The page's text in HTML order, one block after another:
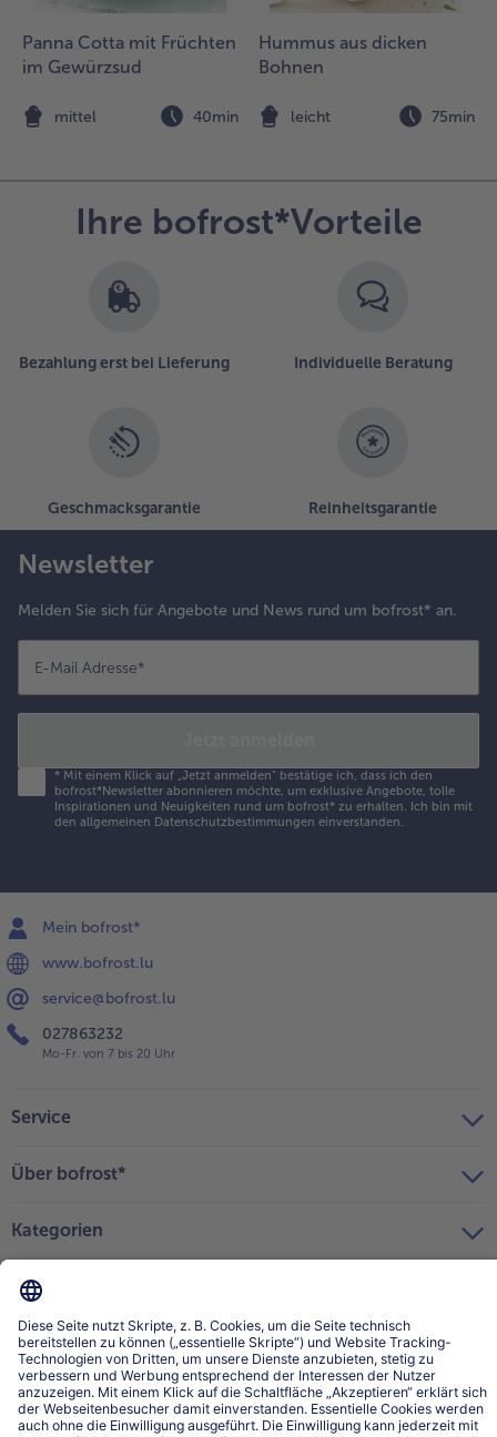
und
servieren.
Panna Cotta mit Früchten
im Gewürzsud
mittel 40min
Hummus aus dicken
Bohnen
leicht 75min
Ihre bofrost*Vorteile
Bezahlung erst bei Lieferung Individuelle Beratung
Geschmacksgarantie Reinheitsgarantie
Newsletter
Melden Sie sich für Angebote und News rund um bofrost* an.
E-Mail Adresse*
* Mit einem Klick auf „Jetzt anmelden" bestätige ich, dass ich den
bofrost*Newsletter abonnieren möchte, um exklusive Angebote, tolle
Inspirationen und Neuigkeiten rund um bofrost* zu erhalten. Ich bin mit
den allgemeinen Datenschutzbestimmungen einverstanden.
Mein bofrost*
www.bofrost.lu
service@bofrost.lu
027863232
Mo-Fr. von 7 bis 20 Uhr
Service
Über bofrost*
Kategorien